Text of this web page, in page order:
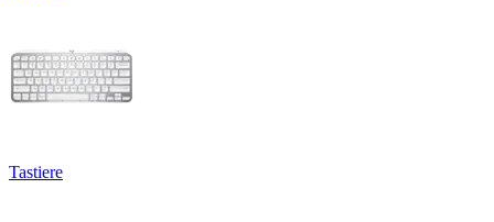
Tastiere